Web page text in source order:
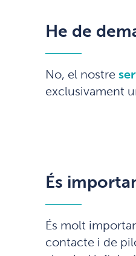
He de
No, el nostre
exclusivament
És
És molt
contacte i de